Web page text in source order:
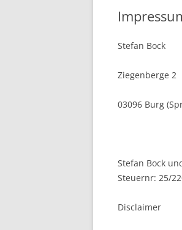
Stefan Bock
Ziegenberge 2
03096 Burg
Stefan Bock
Steuernr: 25/
Disclaimer